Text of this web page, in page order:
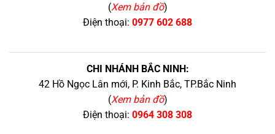
(Xem bản đồ)
Điện thoại: 0977 602 688
CHI NHÁNH BẮC NINH:
42 Hồ Ngọc Lân mới, P. Kinh Bắc, TP.Bắc Ninh
(Xem bản đồ)
Điện thoại: 0964 308 308